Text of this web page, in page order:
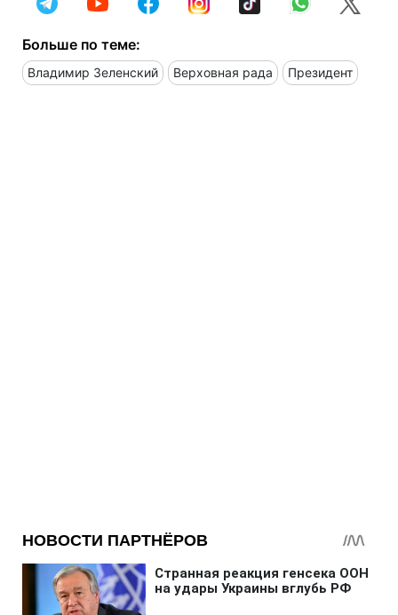
Больше по теме:
Владимир Зеленский Верховная рада Президент